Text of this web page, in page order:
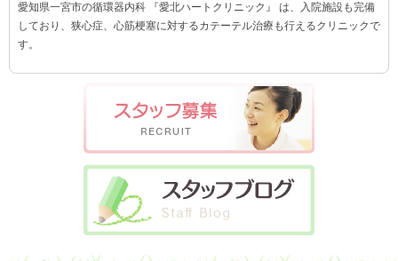
愛知県一宮市の循環器内科 『愛北ハートクリニック』 は、入院施設も完備
しており、狭心症、心筋梗塞に対するカテーテル治療も行えるクリニックで
す。